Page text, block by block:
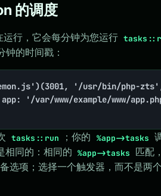
的调度
运行，它会每分钟为您运行
钟的时间戳：
'/usr/bin/php-
tasks::run ；你的 %app->tasks
相同的：相同的 %app->tasks 匹配
选项；选择一个触发器，而不是两个